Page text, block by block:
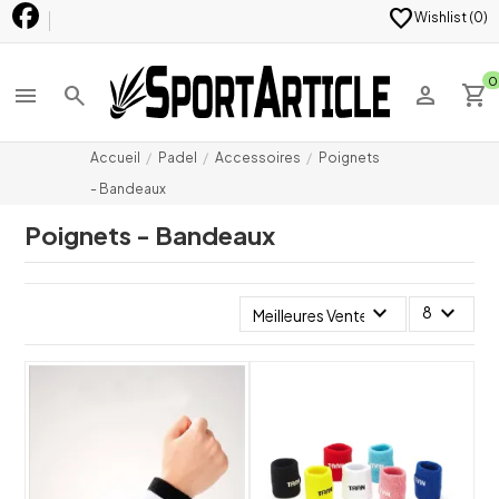
favoriteWishlist (0)
menu search person shopping_cart0
Accueil Padel Accessoires
Poignets
- Bandeaux
Poignets - Bandeaux
Meilleures Ventesexpand_more 8 expand_more
favorite_border
favorite_border